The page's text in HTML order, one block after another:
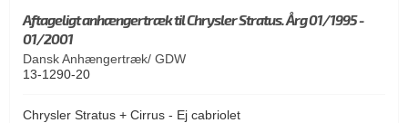
Aftageligt anhængertræk til Chrysler Stratus. Årg 01/1995 -
01/2001
Dansk Anhængertræk/ GDW
13-1290-20
Chrysler Stratus + Cirrus - Ej cabriolet